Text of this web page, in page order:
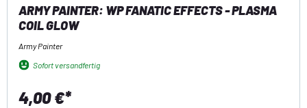
ARMY PAINTER: WP FANATIC EFFECTS - PLASMA
COIL GLOW
Army Painter
Sofort versandfertig
4,00 €*